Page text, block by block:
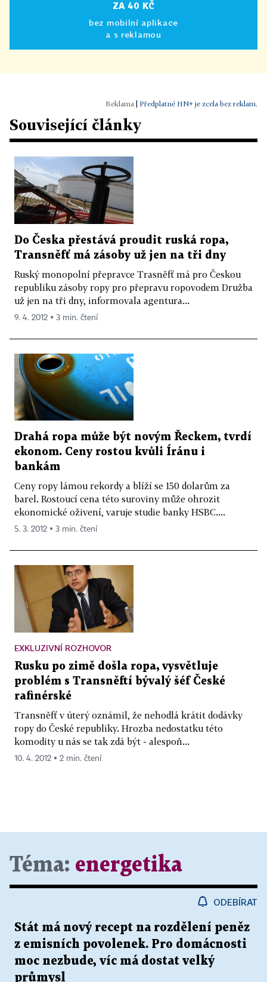
ZA 40 KČ
bez mobilní aplikace
a s reklamou
Předplatné HN+ je zcela bez reklam.
Související články
Do Česka přestává proudit ruská ropa,
Transněfť má zásoby už jen na tři dny
Ruský monopolní přepravce Trasněfť má pro Českou
republiku zásoby ropy pro přepravu ropovodem Družba
už jen na tři dny, informovala agentura...
9. 4. 2012 ▪ 3 min. čtení
Drahá ropa může být novým Řeckem, tvrdí
ekonom. Ceny rostou kvůli Íránu i
bankám
Ceny ropy lámou rekordy a blíží se 150 dolarům za
barel. Rostoucí cena této suroviny může ohrozit
ekonomické oživení, varuje studie banky HSBC....
5. 3. 2012 ▪ 3 min. čtení
EXKLUZIVNÍ ROZHOVOR
Rusku po zimě došla ropa, vysvětluje
problém s Transněftí bývalý šéf České
rafinérské
Transněfť v úterý oznámil, že nehodlá krátit dodávky
ropy do České republiky. Hrozba nedostatku této
komodity u nás se tak zdá být - alespoň...
10. 4. 2012 ▪ 2 min. čtení
Téma: energetika
ODEBÍRAT
Stát má nový recept na rozdělení peněz
z emisních povolenek. Pro domácnosti
moc nezbude, víc má dostat velký
průmysl